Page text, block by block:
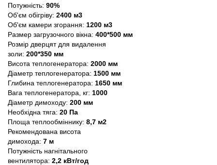
Потужність: 90%
Об'єм обігріву: 2400 м3
Об'єм камери згорання: 1200 м3
Размер загрузочного вікна: 400*500 мм
Розмір дверцят для видалення
золи: 200*350 мм
Висота теплогенератора: 2000 мм
Діаметр теплогенератора: 1500 мм
Глибина теплогенератора: 1650 мм
Вага теплогенератора, кг: 1000
Діаметр димоходу: 200 мм
Необхідна тяга: 20 Па
Площа теплообміннику: 8,7 м2
Рекомендована висота
димохода: 7 м
Потужність нагнітального
вентилятора: 2,2 кВт/год